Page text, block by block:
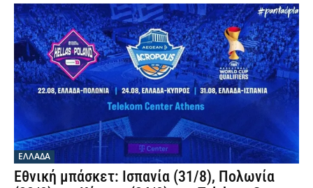
ΕΛΛΑΔΑ
Εθνική μπάσκετ: Ισπανία (31/8), Πολωνία